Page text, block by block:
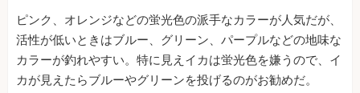
ピンク、オレンジなどの蛍光色の派手なカラーが人気だが、
活性が低いときはブルー、グリーン、パープルなどの地味な
カラーが釣れやすい。特に見えイカは蛍光色を嫌うので、イ
カが見えたらブルーやグリーンを投げるのがお勧めだ。